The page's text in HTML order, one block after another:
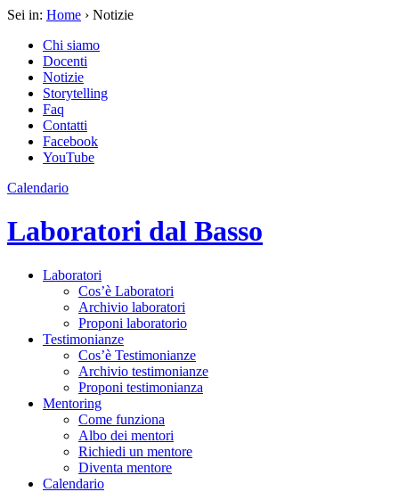
Sei in: Home › Notizie
Chi siamo
Docenti
Notizie
Storytelling
Faq
Contatti
Facebook
YouTube
Calendario
Laboratori dal Basso
Laboratori
Cos’è Laboratori
Archivio laboratori
Proponi laboratorio
Testimonianze
Cos’è Testimonianze
Archivio testimonianze
Proponi testimonianza
Mentoring
Come funziona
Albo dei mentori
Richiedi un mentore
Diventa mentore
Calendario